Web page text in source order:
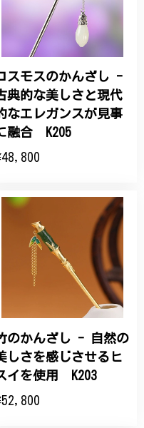
スモスのかんざし -
典的な美しさと現代
なエレガンスが見事
融合 K205
のかんざし - 自然の
しさを感じさせるヒ
イを使用 K203